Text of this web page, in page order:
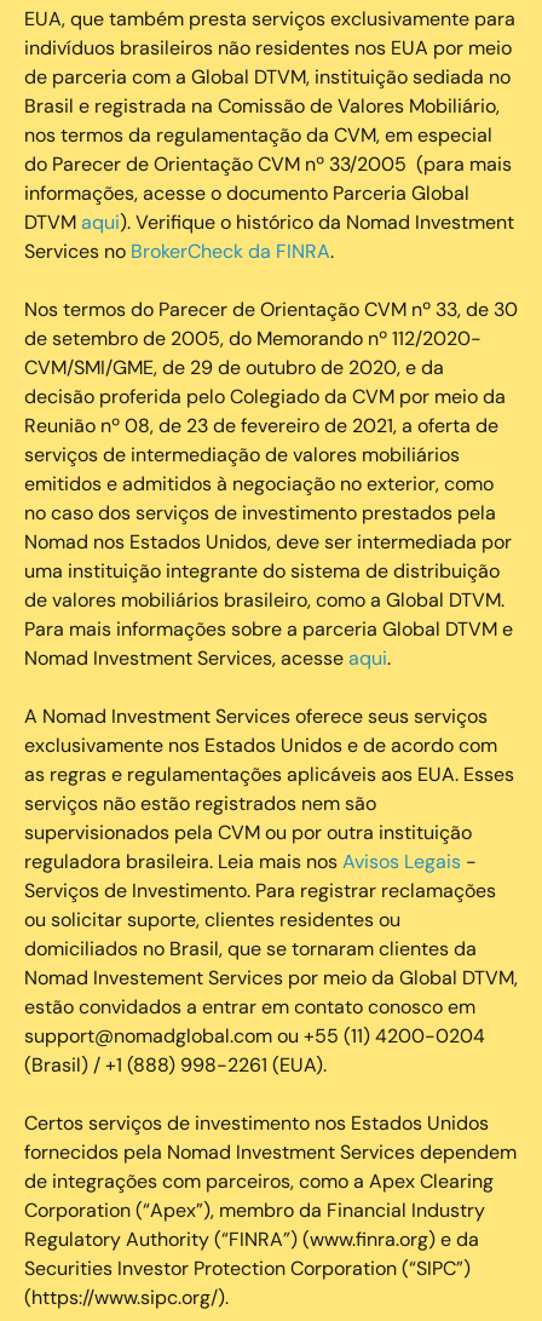
EUA, que também presta serviços exclusivamente para
indivíduos brasileiros não residentes nos EUA por meio
de parceria com a Global DTVM, instituição sediada no
Brasil e registrada na Comissão de Valores Mobiliário,
nos termos da regulamentação da CVM, em especial
do Parecer de Orientação CVM nº 33/2005 (para mais
informações, acesse o documento Parceria Global
DTVMaqui). Verifique o histórico da Nomad Investment
Services no BrokerCheck da FINRA.
Nos termos do Parecer de Orientação CVM nº 33, de 30
de setembro de 2005, do Memorando nº 112/2020-
CVM/SMI/GME, de 29 de outubro de 2020, e da
decisão proferida pelo Colegiado da CVM por meio da
Reunião nº 08, de 23 de fevereiro de 2021, a oferta de
serviços de intermediação de valores mobiliários
emitidos e admitidos à negociação no exterior, como
no caso dos serviços de investimento prestados pela
Nomad nos Estados Unidos, deve ser intermediada por
uma instituição integrante do sistema de distribuição
de valores mobiliários brasileiro, como a Global DTVM.
Para mais informações sobre a parceria Global DTVM e
Nomad Investment Services, acesseaqui.
A Nomad Investment Services oferece seus serviços
exclusivamente nos Estados Unidos e de acordo com
as regras e regulamentações aplicáveis aos EUA. Esses
serviços não estão registrados nem são
supervisionados pela CVM ou por outra instituição
reguladora brasileira. Leia mais nosAvisos Legais -
Serviços de Investimento. Para registrar reclamações
ou solicitar suporte, clientes residentes ou
domiciliados no Brasil, que se tornaram clientes da
Nomad Investement Services por meio da Global DTVM,
estão convidados a entrar em contato conosco em
support@nomadglobal.com ou +55 (11) 4200-0204
(Brasil) / +1 (888) 998-2261 (EUA).
Certos serviços de investimento nos Estados Unidos
fornecidos pela Nomad Investment Services dependem
de integrações com parceiros, como a Apex Clearing
Corporation (“Apex”), membro da Financial Industry
Regulatory Authority (“FINRA”) (www.finra.org) e da
Securities Investor Protection Corporation (“SIPC”)
(https://www.sipc.org/).